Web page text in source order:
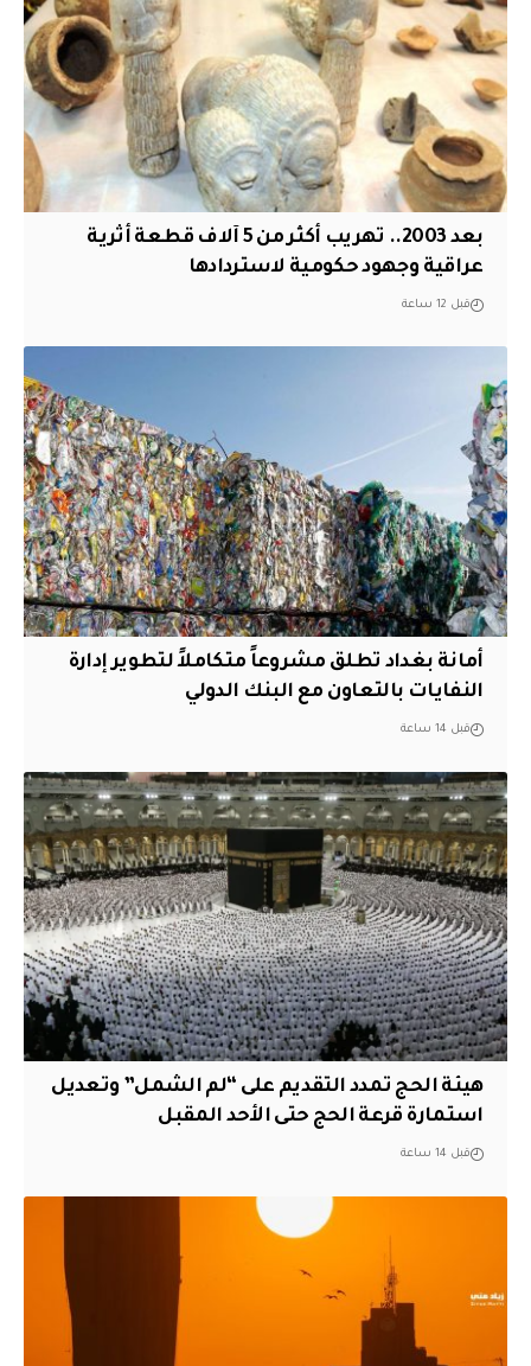
بعد 2003.. تهريب أكثر من 5 آلاف قطعة أثرية
عراقية وجهود حكومية لاستردادها
قبل 12 ساعة
أمانة بغداد تطلق مشروعاً متكاملاً لتطوير إدارة
النفايات بالتعاون مع البنك الدولي
قبل 14 ساعة
هيئة الحج تمدد التقديم على “لم الشمل” وتعديل
استمارة قرعة الحج حتى الأحد المقبل
قبل 14 ساعة